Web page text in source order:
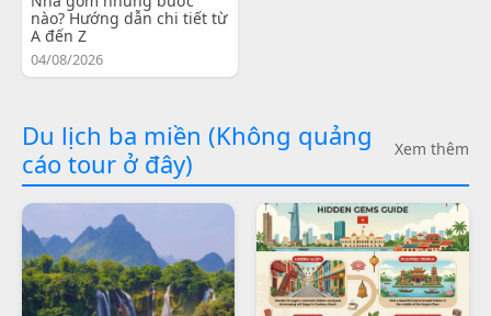
nào? Hướng dẫn chi tiết từ
A đến Z
04/08/2026
Du lịch ba miền (Không quảng
cáo tour ở đây)
Xem thêm